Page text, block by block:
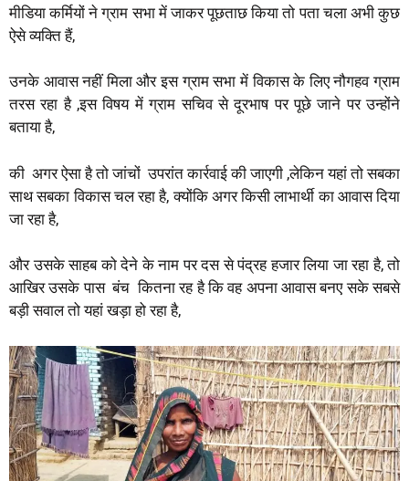
मीडिया कर्मियों ने ग्राम सभा में जाकर पूछताछ किया तो पता चला अभी कुछ
ऐसे व्यक्ति हैं,
उनके आवास नहीं मिला और इस ग्राम सभा में विकास के लिए नौगहव ग्राम
तरस रहा है ,इस विषय में ग्राम सचिव से दूरभाष पर पूछे जाने पर उन्होंने
बताया है,
की अगर ऐसा है तो जांचों उपरांत कार्रवाई की जाएगी ,लेकिन यहां तो सबका
साथ सबका विकास चल रहा है, क्योंकि अगर किसी लाभार्थी का आवास दिया
जा रहा है,
और उसके साहब को देने के नाम पर दस से पंद्रह हजार लिया जा रहा है, तो
आखिर उसके पास बंच कितना रह है कि वह अपना आवास बनए सके सबसे
बड़ी सवाल तो यहां खड़ा हो रहा है,